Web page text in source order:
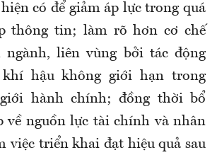
có để giảm áp lực trong quá
thông tin; làm rõ hơn cơ chế
liên vùng bởi tác động
hậu không giới hạn trong
hành chính; đồng thời bổ
về nguồn lực tài chính và nhân
việc triển khai đạt hiệu quả sau